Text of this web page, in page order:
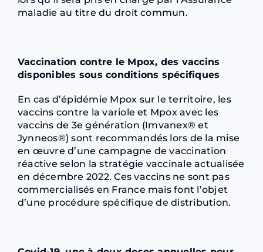
maladie au titre du droit commun.
Vaccination contre le Mpox, des vaccins
disponibles sous conditions spécifiques
En cas d’épidémie Mpox sur le territoire, les
vaccins contre la variole et Mpox avec les
vaccins de 3e génération (Imvanex® et
Jynneos®) sont recommandés lors de la mise
en œuvre d’une campagne de vaccination
réactive selon la stratégie vaccinale actualisée
en décembre 2022. Ces vaccins ne sont pas
commercialisés en France mais font l’objet
d’une procédure spécifique de distribution.